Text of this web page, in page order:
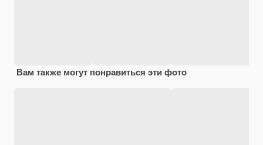
Вам также могут понравиться эти фото